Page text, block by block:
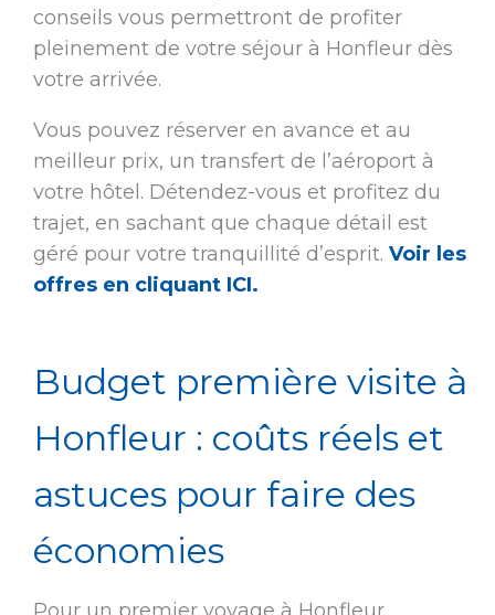
conseils vous permettront de profiter
pleinement de votre séjour à Honfleur dès
votre arrivée.
Vous pouvez réserver en avance et au
meilleur prix, un transfert de l’aéroport à
votre hôtel. Détendez-vous et profitez du
trajet, en sachant que chaque détail est
géré pour votre tranquillité d’esprit. Voir les
offres en cliquant ICI.
Budget première visite à
Honfleur : coûts réels et
astuces pour faire des
économies
Pour un premier voyage à Honfleur,